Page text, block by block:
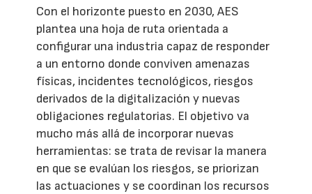
Con el horizonte puesto en 2030, AES
plantea una hoja de ruta orientada a
configurar una industria capaz de responder
a un entorno donde conviven amenazas
físicas, incidentes tecnológicos, riesgos
derivados de la digitalización y nuevas
obligaciones regulatorias. El objetivo va
mucho más allá de incorporar nuevas
herramientas: se trata de revisar la manera
en que se evalúan los riesgos, se priorizan
las actuaciones y se coordinan los recursos